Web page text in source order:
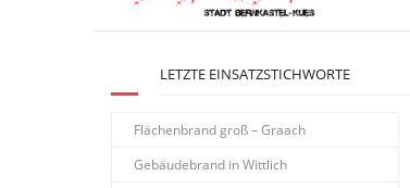
LETZTE EINSATZSTICHWORTE
Flächenbrand groß – Graach
Gebäudebrand in Wittlich